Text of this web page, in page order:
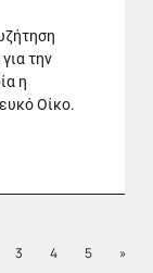
την
η
Οίκο.
Page
3 Page
4 Page
5 »Next